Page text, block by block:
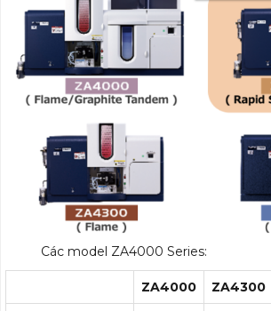
Các model ZA4000 Series:
ZA4000 ZA4300